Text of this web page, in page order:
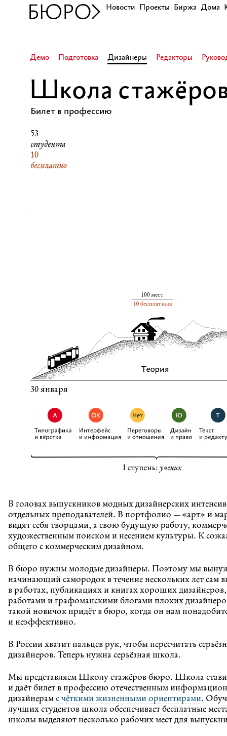
Новости Проекты Биржа Дома
Демо Подготовка Дизайнеры Редакторы
Школа
Билет в профессию
53
студента
10
бесплатно
30 января
В головах выпускников модных дизайнерских
отдельных преподавателей. В портфолио — «арт» и
видят себя творцами, а свою будущую работу,
художественным поиском и несением культуры. К
общего с коммерческим дизайном.
В бюро нужны молодые дизайнеры. Поэтому мы
начинающий самородок в течение нескольких лет сам
в работах, публикациях и книгах хороших
работами и графоманскими блогами плохих
такой новичок придёт в бюро, когда он нам
и неэффективно.
В России хватит пальцев рук, чтобы пересчитать
дизайнеров. Теперь нужна серьёзная школа.
Мы представляем Школу стажёров бюро. Школа
и даёт билет в профессию отечественным
дизайнерам с чёткими жизненными ориентирами.
лучших студентов школа обеспечивает бесплатные
школы выделяют несколько рабочих мест для